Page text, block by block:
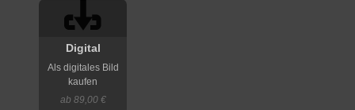
Digital
Als digitales Bild
kaufen
ab 89,00 €